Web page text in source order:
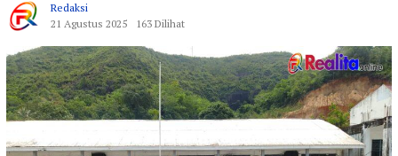
Redaksi
21 Agustus 2025
163 Dilihat